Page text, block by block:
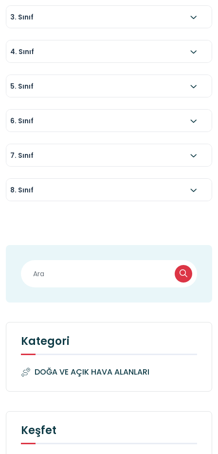
3. Sınıf
4. Sınıf
5. Sınıf
6. Sınıf
7. Sınıf
8. Sınıf
Kategori
DOĞA VE AÇIK HAVA ALANLARI
Keşfet